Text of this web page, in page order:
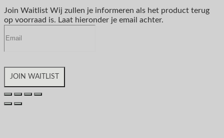
Join Waitlist Wij zullen je informeren als het product terug
op voorraad is. Laat hieronder je email achter.
JOIN WAITLIST